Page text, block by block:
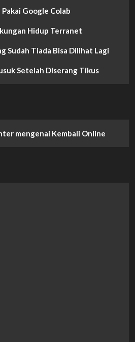
Google Colab
Hidup Terranet
Sudah Tiada Bisa Dilihat Lagi
Setelah Diserang Tikus
mengenai Kembali Online